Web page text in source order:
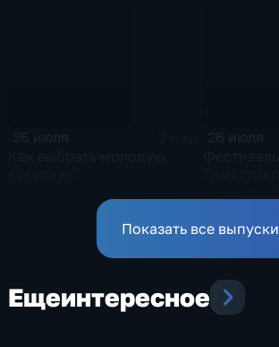
Показать все выпуски
Ещеинтересное